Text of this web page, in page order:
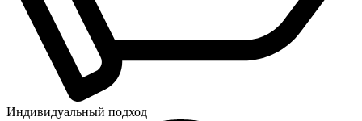
Индивидуальный подход